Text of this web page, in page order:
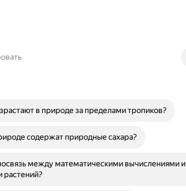
в природе за пределами тропиков?
содержат природные сахара?
между математическими вычислениями и